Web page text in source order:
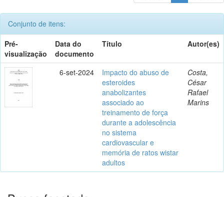
Conjunto de itens:
Pré-
visualização
Data do
documento
Título Autor(es)
6-set-2024
Impacto do abuso de
esteroides
anabolizantes
associado ao
treinamento de força
durante a adolescência
no sistema
cardiovascular e
memória de ratos wistar
adultos
Costa,
César
Rafael
Marins